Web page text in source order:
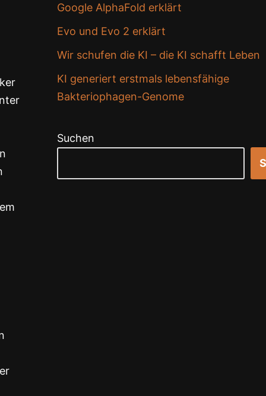
Google AlphaFold erklärt
Evo und Evo 2 erklärt
Wir schufen die KI – die KI schafft Leben
KI generiert erstmals lebensfähige
Bakteriophagen-Genome
Suchen